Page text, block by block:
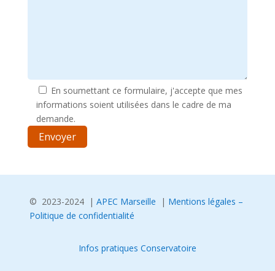
En soumettant ce formulaire, j'accepte que mes
informations soient utilisées dans le cadre de ma
demande.
© 2023-2024 | APEC Marseille | Mentions légales –
Politique de confidentialité
Infos pratiques Conservatoire